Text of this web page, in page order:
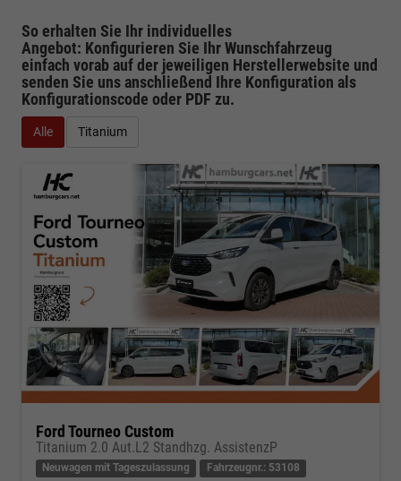
So erhalten Sie Ihr individuelles
Angebot: Konfigurieren Sie Ihr Wunschfahrzeug
einfach vorab auf der jeweiligen Herstellerwebsite und
senden Sie uns anschließend Ihre Konfiguration als
Konfigurationscode oder PDF zu.
Alle Titanium
Ford Tourneo Custom
Titanium 2.0 Aut.L2 Standhzg. AssistenzP
Neuwagen mit Tageszulassung Fahrzeugnr.: 53108